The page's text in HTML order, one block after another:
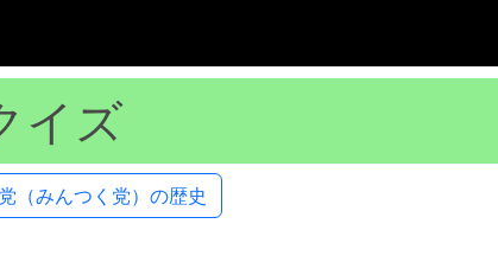
イズ
（みんつく党）の歴史